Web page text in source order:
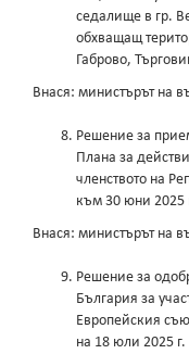
седалище в гр.
обхващащ
Габрово,
Внася: министърът на
Решение за
Плана за
членството на
към 30 юни 2025
Внася: министърът на
Решение за
България за
Европейския
на 18 юли 2025